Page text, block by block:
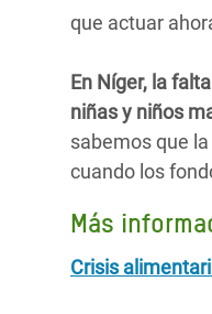
que actuar
En Níger, la
niñas y niños
sabemos que
cuando los
Más
Crisis